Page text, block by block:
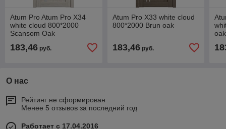
Atum Pro Atum Pro Х34
white cloud 800*2000
Scansom Oak
183,46 руб.
Atum Pro Х33 white cloud
800*2000 Brun oak
183,46руб.
oak
О нас
Рейтинг не сформирован
Менее 5 отзывов за последний год
Работает с 17.04.2016